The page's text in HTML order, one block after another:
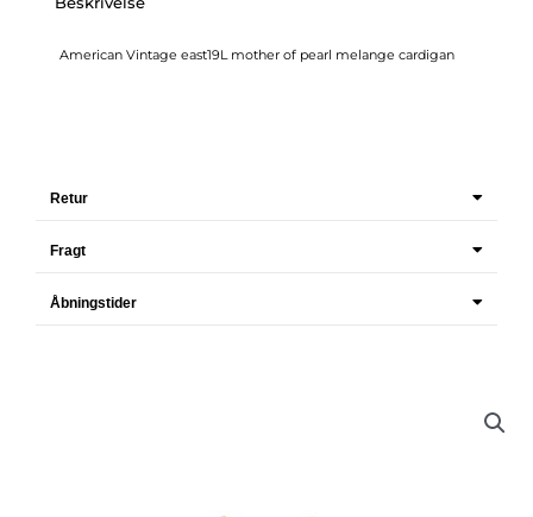
American Vintage east19L mother of pearl melange cardigan
Retur
Fragt
Åbningstider